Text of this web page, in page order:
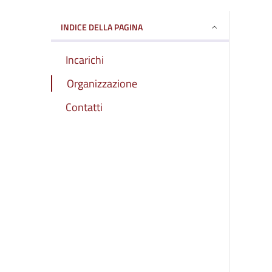
INDICE DELLA PAGINA
Incarichi
Organizzazione
Contatti